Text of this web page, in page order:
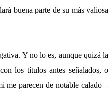
buena parte de su más valiosa
Y no lo es, aunque quizá la
los títulos antes señalados, o
me parecen de notable calado –